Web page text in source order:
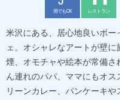
雨でもOK レストラン
米沢にある、居心地良いボー
ェ。オシャレなアートが壁
煙、オモチャや絵本が常備
ん連れのパパ、ママにもオ
リーンカレー、パンケーキ